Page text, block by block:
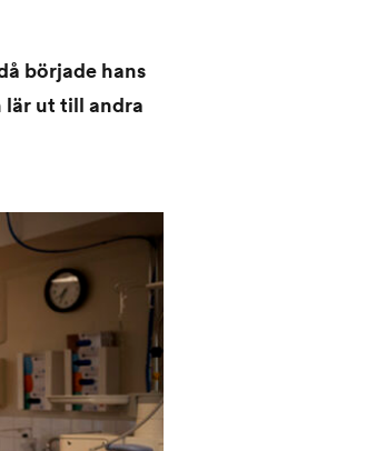
började hans
lär ut till andra